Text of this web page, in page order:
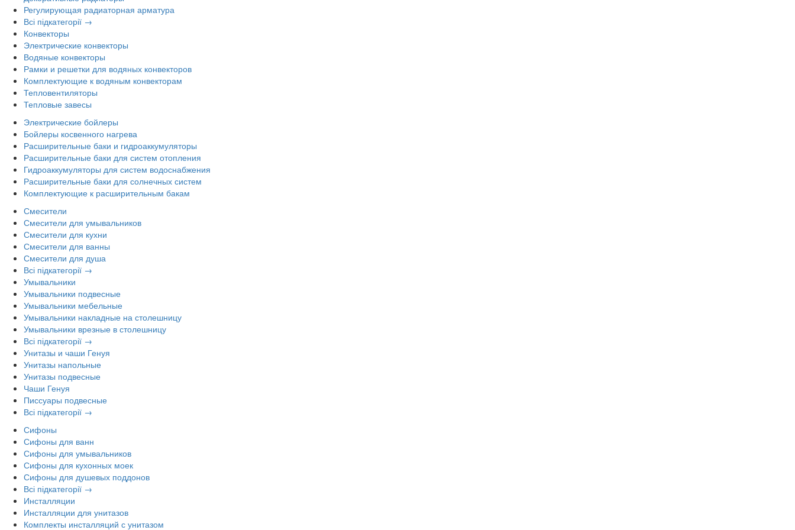
Регулирующая радиаторная арматура
Всі підкатегорії →
Конвекторы
Электрические конвекторы
Водяные конвекторы
Рамки и решетки для водяных конвекторов
Комплектующие к водяным конвекторам
Тепловентиляторы
Тепловые завесы
Электрические бойлеры
Бойлеры косвенного нагрева
Расширительные баки и гидроаккумуляторы
Расширительные баки для систем отопления
Гидроаккумуляторы для систем водоснабжения
Расширительные баки для солнечных систем
Комплектующие к расширительным бакам
Смесители
Смесители для умывальников
Смесители для кухни
Смесители для ванны
Смесители для душа
Всі підкатегорії →
Умывальники
Умывальники подвесные
Умывальники мебельные
Умывальники накладные на столешницу
Умывальники врезные в столешницу
Всі підкатегорії →
Унитазы и чаши Генуя
Унитазы напольные
Унитазы подвесные
Чаши Генуя
Писсуары подвесные
Всі підкатегорії →
Сифоны
Сифоны для ванн
Сифоны для умывальников
Сифоны для кухонных моек
Сифоны для душевых поддонов
Всі підкатегорії →
Инсталляции
Инсталляции для унитазов
Комплекты инсталляций с унитазом